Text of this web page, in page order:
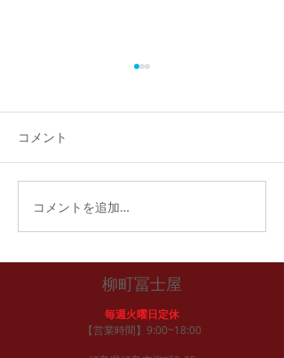
おかげさまで、今年の福おせ
ちご予約分は完売いたしまし
た。 ご予約いただいたお客様
には、31日午後より引き渡
し、配達となります。
コメント
コメントを追加…
柳町冨士屋
毎週火曜日定休
【営業時間】9:00~18:00